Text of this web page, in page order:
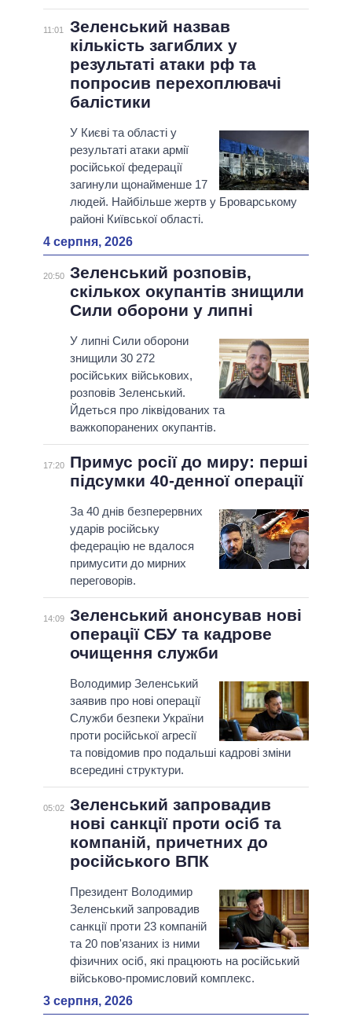
11:01
Зеленський назвав
кількість загиблих у
результаті атаки рф та
попросив перехоплювачі
балістики
У Києві та області у
результаті атаки армії
російської федерації
загинули щонайменше 17
людей. Найбільше жертв у Броварському
районі Київської області.
4 серпня, 2026
20:50 Зеленський розповів,
скількох окупантів знищили
Сили оборони у липні
У липні Сили оборони
знищили 30 272
російських військових,
розповів Зеленський.
Йдеться про ліквідованих та
важкопоранених окупантів.
17:20
Примус росії до миру: перші
підсумки 40-денної операції
За 40 днів безперервних
ударів російську
федерацію не вдалося
примусити до мирних
переговорів.
14:09 Зеленський анонсував нові
операції СБУ та кадрове
очищення служби
Володимир Зеленський
заявив про нові операції
Служби безпеки України
проти російської агресії
та повідомив про подальші кадрові зміни
всередині структури.
05:02 Зеленський запровадив
нові санкції проти осіб та
компаній, причетних до
російського ВПК
Президент Володимир
Зеленський запровадив
санкції проти 23 компаній
та 20 пов'язаних із ними
фізичних осіб, які працюють на російський
військово-промисловий комплекс.
3 серпня, 2026